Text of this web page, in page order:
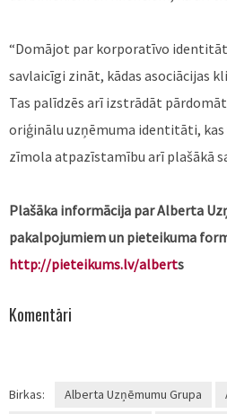
“Domājot par korporatīvo
savlaicīgi zināt, kādas asociācijas
Tas palīdzēs arī izstrādāt
oriģinālu uzņēmuma identitāti,
zīmola atpazīstamību arī plašākā
Plašāka informācija par Alberta
pakalpojumiem un pieteikuma
http://pieteikums.lv/alberts
Komentāri
Birkas: Alberta Uzņēmumu Grupa